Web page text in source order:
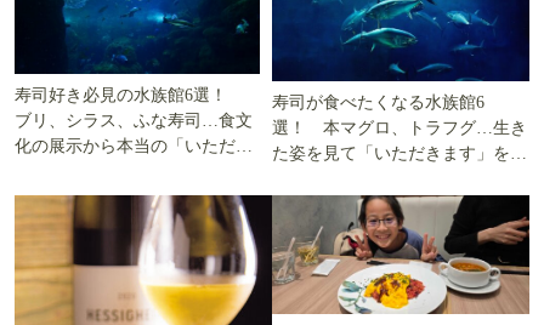
寿司好き必見の水族館6選！
ブリ、シラス、ふな寿司…食文
化の展示から本当の「いただき
寿司が食べたくなる水族館6
選！ 本マグロ、トラフグ…生き
た姿を見て「いただきます」を考